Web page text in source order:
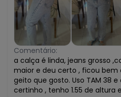
Comentário:
a calça é linda, jeans grosso
maior e deu certo , ficou bem
geito que gosto. Uso TAM 38
certinho , tenho 1.55 de altura